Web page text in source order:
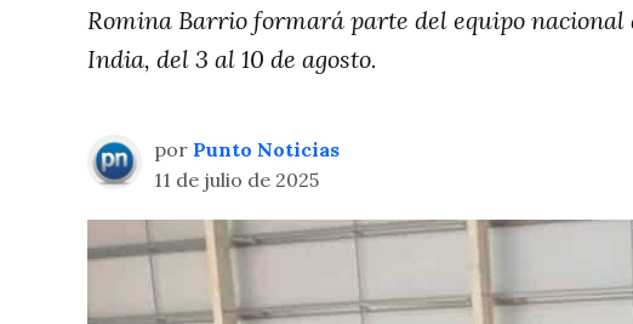
Romina Barrio formará parte del equipo
India, del 3 al 10 de agosto.
por Punto Noticias
11 de julio de 2025